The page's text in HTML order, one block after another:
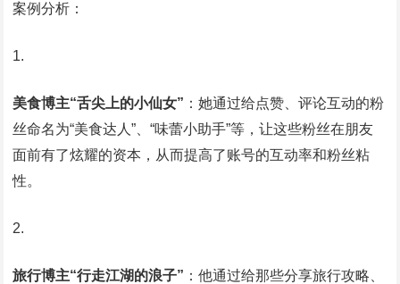
案例分析：
美食博主“舌尖上的小仙女” ：她通过给点赞、评论互动的粉
丝命名为“美食达人”、“味蕾小助手”等，让这些粉丝在朋友
面前有了炫耀的资本，从而提高了账号的互动率和粉丝粘
性。
旅行博主“行走江湖的浪子” ：他通过给那些分享旅行攻略、